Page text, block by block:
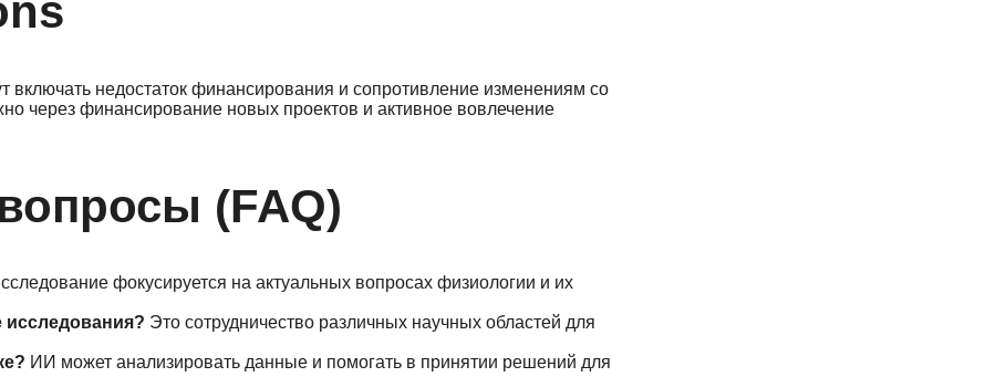
включать недостаток финансирования и сопротивление изменениям со
через финансирование новых проектов и активное вовлечение
(FAQ)
фокусируется на актуальных вопросах физиологии и их
исследования? Это сотрудничество различных научных областей для
ИИ может анализировать данные и помогать в принятии решений для